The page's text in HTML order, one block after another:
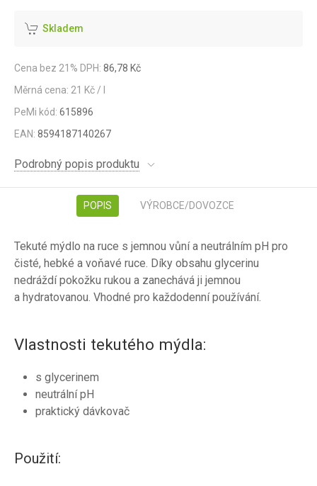
Skladem
Cena bez 21% DPH: 86,78 Kč
Měrná cena: 21 Kč / l
PeMi kód: 615896
EAN: 8594187140267
Podrobný popis produktu
POPIS VÝROBCE/DOVOZCE
Tekuté mýdlo na ruce s jemnou vůní a neutrálním pH pro
čisté, hebké a voňavé ruce. Díky obsahu glycerinu
nedráždí pokožku rukou a zanechává ji jemnou
a hydratovanou. Vhodné pro každodenní používání.
Vlastnosti tekutého mýdla:
s glycerinem
neutrální pH
praktický dávkovač
Použití: